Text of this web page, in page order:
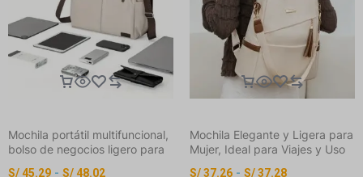
Mochila portátil multifuncional,
bolso de negocios ligero para
S/45.29 - S/48.02
Mochila Elegante y Ligera para
Mujer, Ideal para Viajes y Uso
S/37.26 - S/37.28